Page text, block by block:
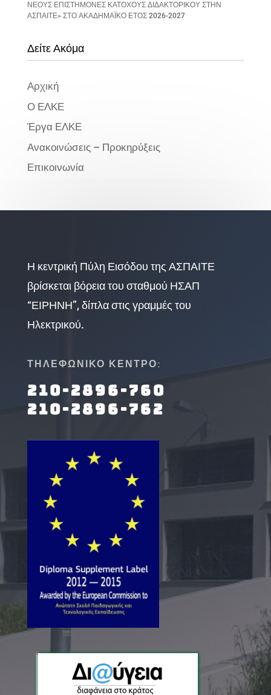
ΝΕΟΥΣ ΕΠΙΣΤΗΜΟΝΕΣ ΚΑΤΟΧΟΥΣ ΔΙΔΑΚΤΟΡΙΚΟΥ ΣΤΗΝ
ΑΣΠΑΙΤΕ» ΣΤΟ ΑΚΑΔΗΜΑΪΚΟ ΕΤΟΣ 2026-2027
Δείτε Ακόμα
Αρχική
Ο ΕΛΚΕ
Έργα ΕΛΚΕ
Ανακοινώσεις – Προκηρύξεις
Επικοινωνία
Η κεντρική Πύλη Εισόδου της ΑΣΠΑΙΤΕ
βρίσκεται βόρεια του σταθμού ΗΣΑΠ
“ΕΙΡΗΝΗ”, δίπλα στις γραμμές του
Ηλεκτρικού.
ΤΗΛΕΦΩΝΙΚΟ ΚΕΝΤΡΟ:
210-2896-760
210-2896-762